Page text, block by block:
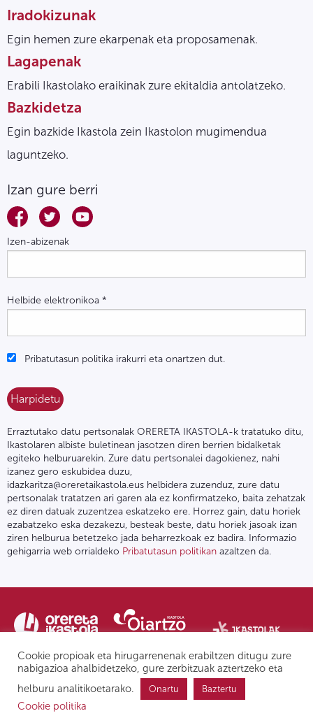
Iradokizunak
Egin hemen zure ekarpenak eta proposamenak.
Lagapenak
Erabili Ikastolako eraikinak zure ekitaldia antolatzeko.
Bazkidetza
Egin bazkide Ikastola zein Ikastolon mugimendua
laguntzeko.
Izan gure berri
Izen-abizenak
Helbide elektronikoa *
Pribatutasun politika irakurri eta onartzen dut.
Erraztutako datu pertsonalak ORERETA IKASTOLA-k tratatuko ditu,
Ikastolaren albiste buletinean jasotzen diren berrien bidalketak
egiteko helburuarekin. Zure datu pertsonalei dagokienez, nahi
izanez gero eskubidea duzu,
idazkaritza@oreretaikastola.eus helbidera zuzenduz, zure datu
pertsonalak tratatzen ari garen ala ez konfirmatzeko, baita zehatzak
ez diren datuak zuzentzea eskatzeko ere. Horrez gain, datu horiek
ezabatzeko eska dezakezu, besteak beste, datu horiek jasoak izan
ziren helburua betetzeko jada beharrezkoak ez badira. Informazio
gehigarria web orrialdeko Pribatutasun politikan azaltzen da.
Pribatutasun politika | Lege oharra Postontzi etikoa
Cookie propioak eta hirugarrenenak erabiltzen ditugu zure
nabigazioa ahalbidetzeko, gure zerbitzuak aztertzeko eta
helburu analitikoetarako.
Onartu Baztertu
Cookie politika